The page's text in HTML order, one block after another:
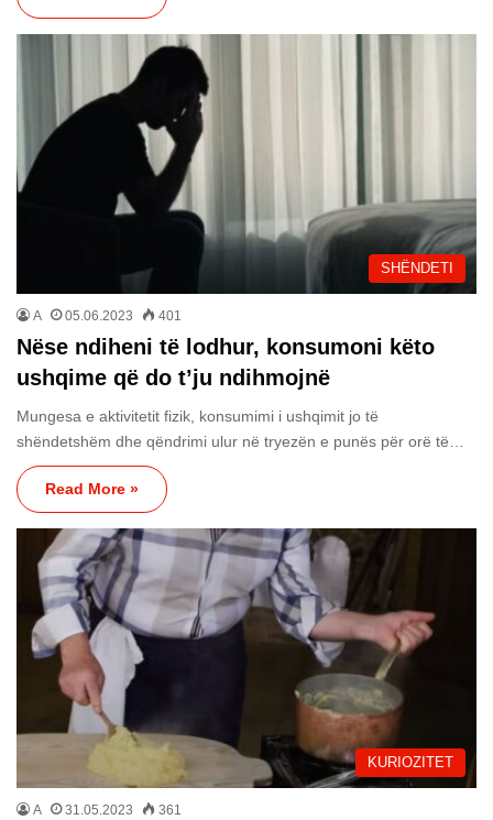
SHËNDETI
A 05.06.2023 401
Nëse ndiheni të lodhur, konsumoni këto
ushqime që do t’ju ndihmojnë
Mungesa e aktivitetit fizik, konsumimi i ushqimit jo të
shëndetshëm dhe qëndrimi ulur në tryezën e punës për orë të…
Read More »
KURIOZITET
A 31.05.2023 361